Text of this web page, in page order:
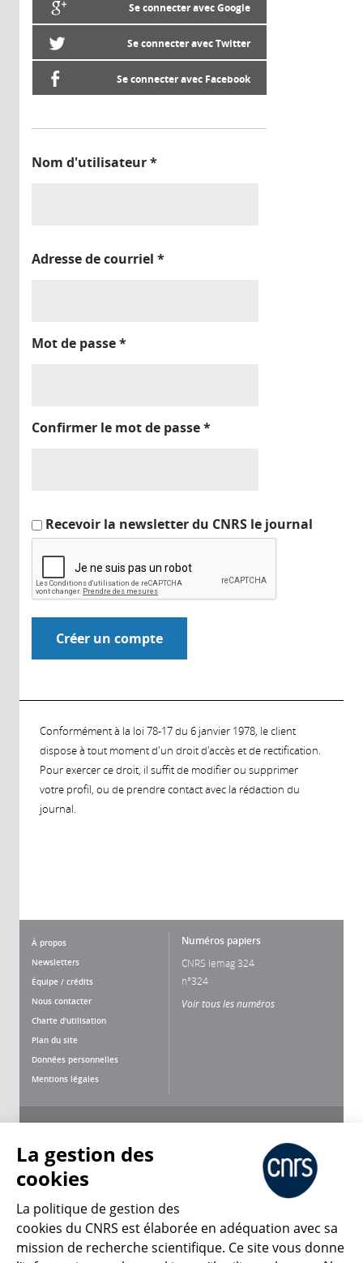
Se connecter avec Google
Se connecter avec Twitter
Se connecter avec Facebook
Nom d'utilisateur*
Adresse de courriel *
Mot de passe*
Confirmer le mot de passe*
Recevoir la newsletter du CNRS le journal
Conformément à la loi 78-17 du 6 janvier 1978, le client
dispose à tout moment d'un droit d'accès et de rectification.
Pour exercer ce droit, il suffit de modifier ou supprimer
votre profil, ou de prendre contact avec la rédaction du
journal.
À propos
Newsletters
Équipe / crédits
Nous contacter
Charte d'utilisation
Plan du site
Données personnelles
Mentions légales
Numéros papiers
CNRS lemag 324
n°324
Voir tous les numéros
CNRS Le Mag
La gestion des
cookies
La politique de gestion des
cookies du CNRS est élaborée en adéquation avec sa
mission de recherche scientifique. Ce site vous donne